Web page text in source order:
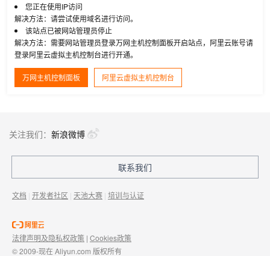
您正在使用IP访问
解决方法：请尝试使用域名进行访问。
该站点已被网站管理员停止
解决方法：需要网站管理员登录万网主机控制面板开启站点，阿里云账号请
登录阿里云虚拟主机控制台进行开通。
万网主机控制面板 阿里云虚拟主机控制台